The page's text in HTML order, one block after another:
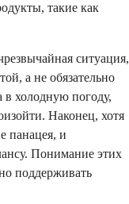
такие как
ситуация,
а не обязательно
в холодную погоду,
Наконец, хотя
панацея, и
Понимание этих
поддерживать